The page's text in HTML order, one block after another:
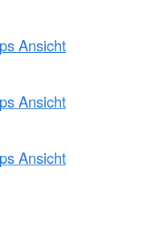
Ansicht
Ansicht
Ansicht